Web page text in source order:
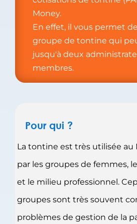
Money.
En effet, il vous permet
groupe de tontine qui
jusqu'à deux
membres.
Pour qui ?
La tontine est très utilisée
par les groupes de femmes,
et le milieu professionnel.
groupes sont très souvent
problèmes de gestion de la